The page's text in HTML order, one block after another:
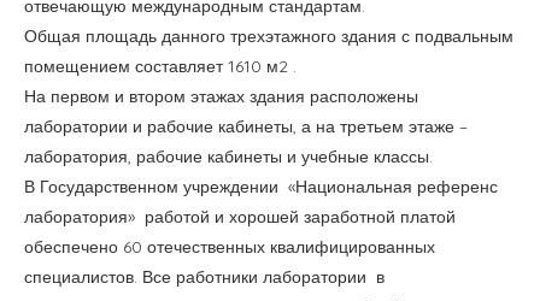
помещением составляет 1610 м2 .
На первом и втором этажах здания расположены
лаборатории и рабочие кабинеты, а на третьем этаже –
лаборатория, рабочие кабинеты и учебные классы.
В Государственном учреждении «Национальная референс
лаборатория» работой и хорошей заработной платой
обеспечено 60 отечественных квалифицированных
специалистов. Все работники лаборатории в
производственных компаниях прошли учебный курс для
работы с новейшим оборудованием.